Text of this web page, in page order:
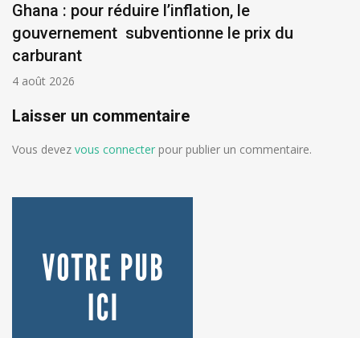
Ghana : pour réduire l’inflation, le
gouvernement subventionne le prix du
carburant
4 août 2026
Laisser un commentaire
Vous devez vous connecter pour publier un commentaire.